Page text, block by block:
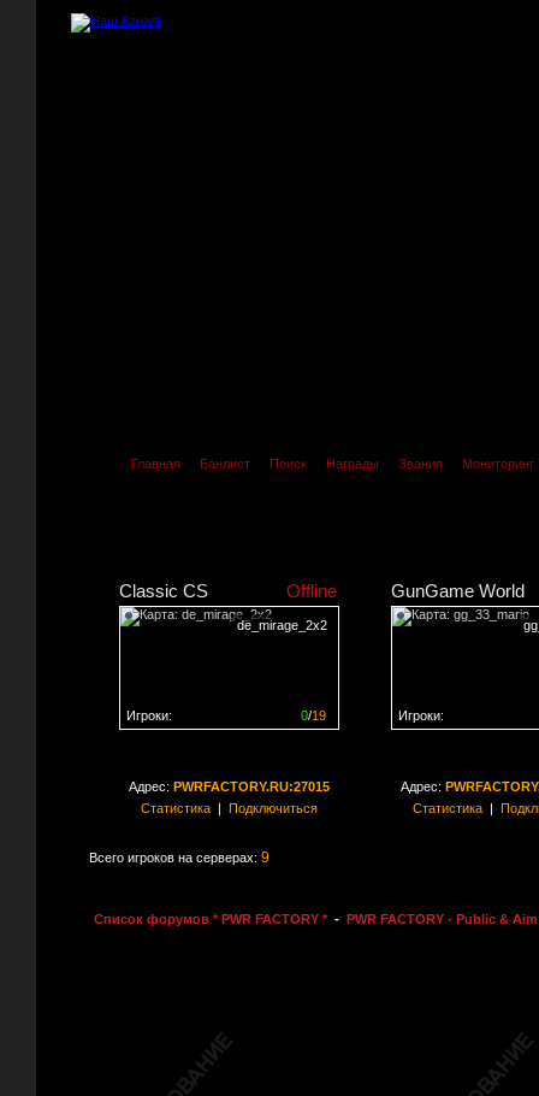
Главная Банлист Поиск Награды Звания Мониторинг
Classic CS Offline
de_mirage_2x2
0/19
Игроки:
GunGame World
Игроки:
Адрес: PWRFACTORY.RU:27015
Статистика| Подключиться
Адрес:
Статистика|
Всего игроков на серверах: 9
Список форумов * PWR FACTORY * - PWR FACTORY - Public &